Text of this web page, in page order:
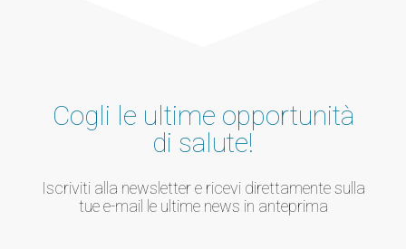
Cogli le ultime opportunità
di salute!
Iscriviti alla newsletter e ricevi direttamente sulla
tue e-mail le ultime news in anteprima